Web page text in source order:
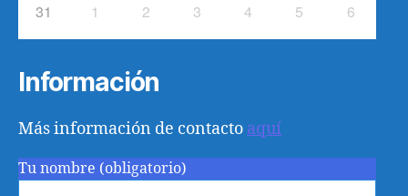
31 1 2 3 4 5 6
Información
Más información de contacto aquí
Tu nombre (obligatorio)